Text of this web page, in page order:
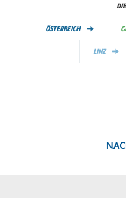
ÖSTERREICH
LINZ